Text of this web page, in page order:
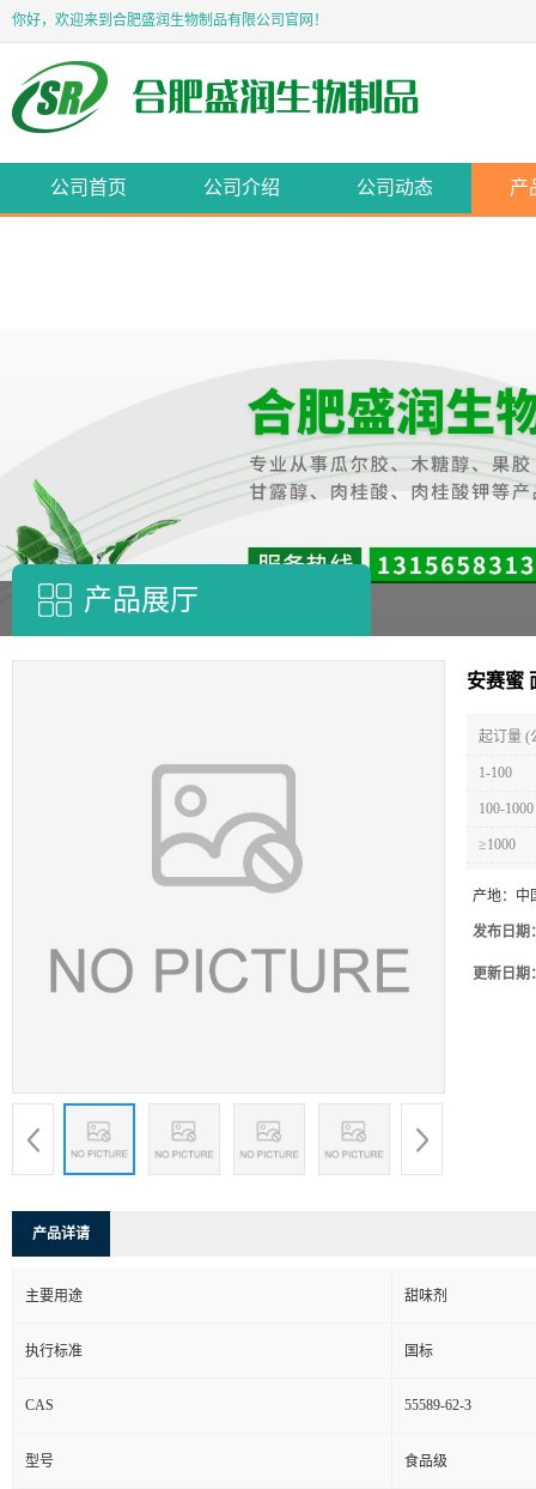
你好，欢迎来到合肥盛润生物制品有限公司官网！
公司首页 公司介绍 公司动态 产
产品展厅
安赛蜜
起订量 (
1-100
100-1000
≥1000
产地： 中
发布日期
更新日期
产品详请
主要用途 甜味剂
执行标准 国标
CAS 55589-62-3
型号 食品级